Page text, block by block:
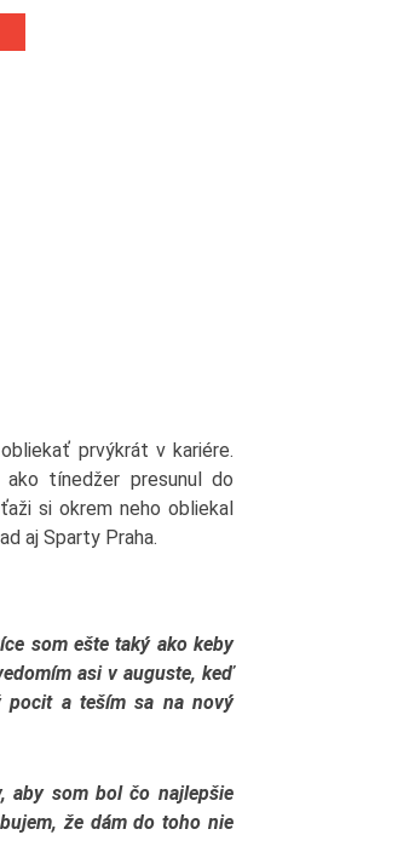
prvýkrát v kariére.
tínedžer presunul do
si okrem neho obliekal
aj Sparty Praha.
som ešte taký ako keby
asi v auguste, keď
pocit a teším sa na nový
aby som bol čo najlepšie
že dám do toho nie